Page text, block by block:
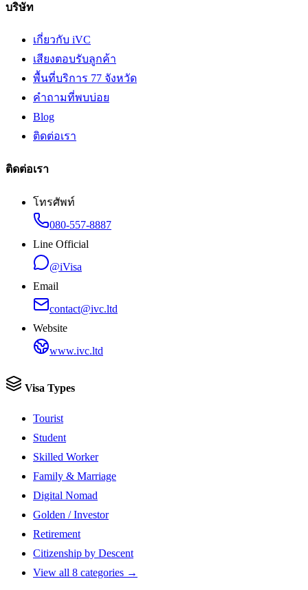
บริษัท
เกี่ยวกับ iVC
เสียงตอบรับลูกค้า
พื้นที่บริการ 77 จังหวัด
คำถามที่พบบ่อย
Blog
ติดต่อเรา
ติดต่อเรา
โทรศัพท์
080-557-8887
Line Official
@iVisa
Email
contact@ivc.ltd
Website
www.ivc.ltd
Visa Types
Tourist
Student
Skilled Worker
Family & Marriage
Digital Nomad
Golden / Investor
Retirement
Citizenship by Descent
View all 8 categories →